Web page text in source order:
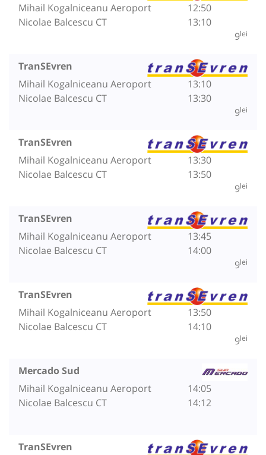
Mihail Kogalniceanu Aeroport
Nicolae Balcescu CT
12:50
13:10
9lei
TranSEvren
Mihail Kogalniceanu Aeroport
Nicolae Balcescu CT
13:10
13:30
9lei
TranSEvren
Mihail Kogalniceanu Aeroport
Nicolae Balcescu CT
13:30
13:50
9lei
TranSEvren
Mihail Kogalniceanu Aeroport
Nicolae Balcescu CT
13:45
14:00
9lei
TranSEvren
Mihail Kogalniceanu Aeroport
Nicolae Balcescu CT
13:50
14:10
9lei
Mercado Sud
Mihail Kogalniceanu Aeroport
Nicolae Balcescu CT
14:05
14:12
TranSEvren